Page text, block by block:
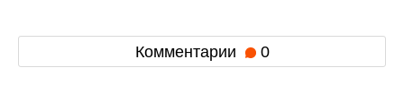
Комментарии 0